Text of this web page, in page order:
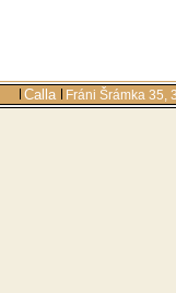
Calla Fráni Šrámka 35,